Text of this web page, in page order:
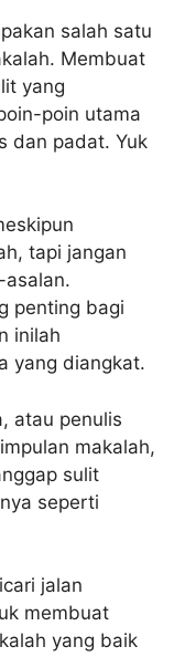
salah satu
Membuat
yang
poin utama
dan padat. Yuk
tapi jangan
asalan.
penting bagi
inilah
yang diangkat.
atau penulis
makalah,
sulit
seperti
jalan
membuat
yang baik